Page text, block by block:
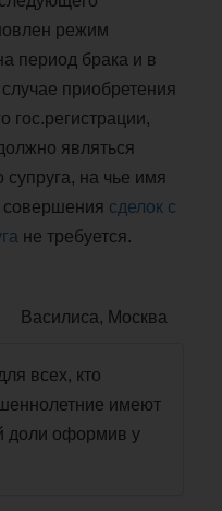
режим
период брака и в
приобретения
гос.регистрации,
являться
супруга, на чье имя
совершения сделок с
не требуется.
Василиса, Москва
всех, кто
имеют
доли оформив у